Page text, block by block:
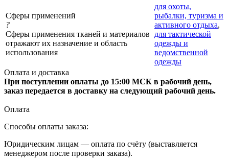
Сферы применений
?
Сферы применения тканей и материалов
отражают их назначение и область
использования
для охоты,
рыбалки, туризма и
активного отдыха,
для тактической
одежды и
ведомственной
одежды
Оплата и доставка
При поступлении оплаты до 15:00 МСК в рабочий день,
заказ передается в доставку на следующий рабочий день.
Оплата
Способы оплаты заказа:
Юридическим лицам — оплата по счёту (выставляется
менеджером после проверки заказа).